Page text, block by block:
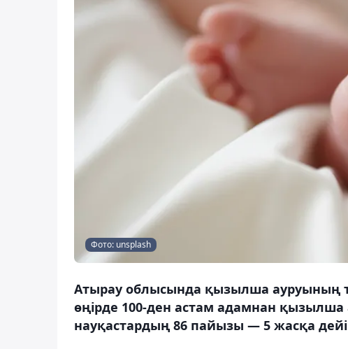
Фото: unsplash
Атырау облысында қызылша ауруының
өңірде 100-ден астам адамнан
науқастардың 86 пайызы — 5 жасқа